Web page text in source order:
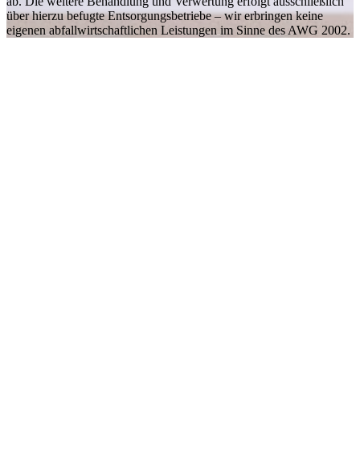
über hierzu befugte Entsorgungsbetriebe – wir erbringen keine
eigenen abfallwirtschaftlichen Leistungen im Sinne des AWG 2002.